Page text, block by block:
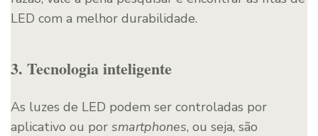
LED com a melhor durabilidade.
3. Tecnologia inteligente
As luzes de LED podem ser controladas por
aplicativo ou por smartphones, ou seja, são